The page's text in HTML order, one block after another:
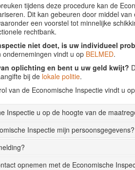
tijdens deze procedure kan de
Dit kan gebeuren door middel
een voorstel tot minnelijke
rechtbank.
niet doet, is uw individueel
vindt u op BELMED.
oplichting en bent u uw geld kwijt?
bij de lokale politie.
van de Economische Inspectie vindt u op
Inspectie u op de hoogte van de
Inspectie mijn persoonsgegevens?
opnemen met de Economische